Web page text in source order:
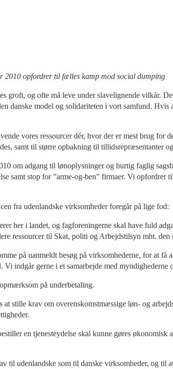
2010 opfordrer til fælles kamp mod social dumping
groft, og ofte må leve under slavelignende vilkår.
danske model og solidariteten i vort samfund.
vores ressourcer dér, hvor der er mest brug for
samt til større opbakning til tillidsrepræsentanter
om adgang til lønoplysninger og hurtig faglig
samt stop for ”arme-og-ben” firmaer. Vi opfordrer
fra udenlandske virksomheder foregår på lige fod:
her i landet, og fagforeningerne skal have fuld
ressourcer til Skat, politi og Arbejdstilsyn mht.
på uanmeldt besøg på virksomhederne, for at
indgår gerne i et samarbejde med myndighederne
på underbetaling.
stille krav om overenskomstmæssige løn- og
en tjenesteydelse skal kunne gøres
til udenlandske som til danske virksomheder, og